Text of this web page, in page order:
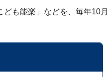
も能楽」などを、毎年10月